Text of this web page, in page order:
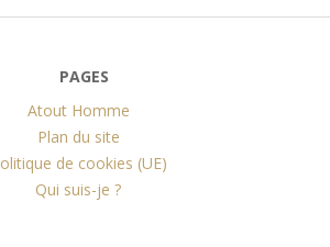
PAGES
Atout Homme
Plan du site
de cookies (UE)
Qui suis-je ?